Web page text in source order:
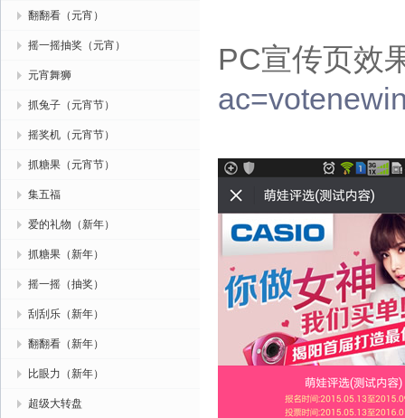
翻翻看（元宵）
摇一摇抽奖（元宵）
元宵舞狮
抓兔子（元宵节）
摇奖机（元宵节）
抓糖果（元宵节）
集五福
爱的礼物（新年）
抓糖果（新年）
摇一摇（抽奖）
刮刮乐（新年）
翻翻看（新年）
比眼力（新年）
超级大转盘
PC宣传页效